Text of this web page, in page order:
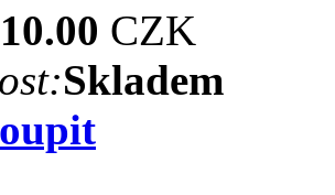
CZK
Skladem